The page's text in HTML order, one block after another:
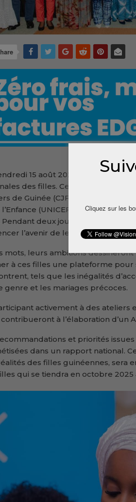
15 août 2025 se sont
des filles. Cet événement,
de Guinée (CJFLG) en
(UNICEF), rassemble
Pendant deux jours, ces jeunes
l’avenir de leur pays et de
mots, leurs ambitions dessineront
à ces filles une plateforme pour
tels que les inégalités
genre et les mariages précoces.
activement à des ateliers
à l’élaboration d’un
et priorités
dans un rapport national.
des filles guinéennes, sera
qui se tiendra en octobre 2025
Cliquez sur les